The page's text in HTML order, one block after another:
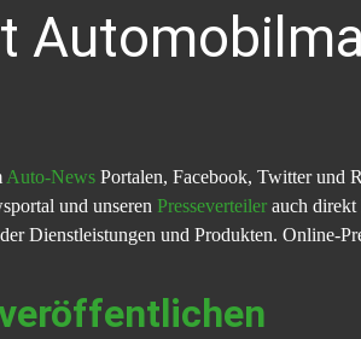
Auto-News Portalen, Facebook, Twitter und
und unseren Presseverteiler auch
Dienstleistungen und Produkten. Online-